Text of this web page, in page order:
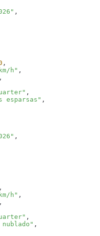
h"
esparsas"
h"
nublado"